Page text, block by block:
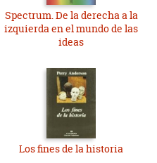
Spectrum. De la derecha a la
izquierda en el mundo de las
ideas
Los fines de la historia